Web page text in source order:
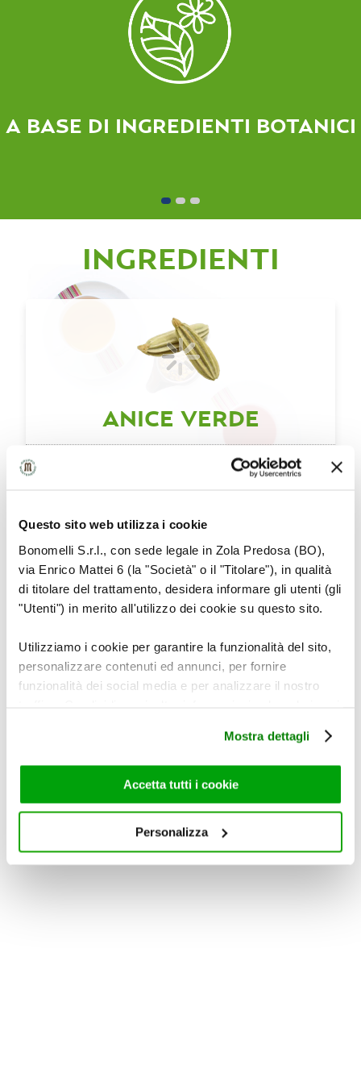
Questo sito web utilizza i cookie
Bonomelli S.r.l., con sede legale in Zola Predosa (BO),
via Enrico Mattei 6 (la "Società" o il "Titolare"), in qualità
di titolare del trattamento, desidera informare gli utenti (gli
"Utenti") in merito all'utilizzo dei cookie su questo sito.
Utilizziamo i cookie per garantire la funzionalità del sito,
personalizzare contenuti ed annunci, per fornire
funzionalità dei social media e per analizzare il nostro
di analisi dei dati web, pubblicità e social media, i quali
potrebbero combinarle con altre informazioni che ha
fornito loro o che hanno raccolto dal suo utilizzo dei loro
servizi. Per maggiori informazioni circa l’utilizzo dei
chiudere il banner, non verranno installati cookie sul tuo
Mostra dettagli
Accetta tutti i cookie
Personalizza
A BASE DI INGREDIENTI BOTANICI
INGREDIENTI
ANICE VERDE
PROPRIETÀ PRINCIPALI
eliminazione dei gas.
·Benessere di naso e gola.